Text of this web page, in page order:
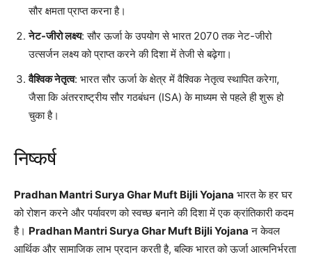
सौर क्षमता प्राप्त करना है।
नेट-जीरो लक्ष्य: सौर ऊर्जा के उपयोग से भारत 2070 तक नेट-जीरो
उत्सर्जन लक्ष्य को प्राप्त करने की दिशा में तेजी से बढ़ेगा।
वैश्विक नेतृत्व: भारत सौर ऊर्जा के क्षेत्र में वैश्विक नेतृत्व स्थापित करेगा,
जैसा कि अंतरराष्ट्रीय सौर गठबंधन (ISA) के माध्यम से पहले ही शुरू हो
चुका है।
निष्कर्ष
Pradhan Mantri Surya Ghar Muft Bijli Yojana भारत के हर घर
को रोशन करने और पर्यावरण को स्वच्छ बनाने की दिशा में एक क्रांतिकारी कदम
है। Pradhan Mantri Surya Ghar Muft Bijli Yojana न केवल
आर्थिक और सामाजिक लाभ प्रदान करती है, बल्कि भारत को ऊर्जा आत्मनिर्भरता